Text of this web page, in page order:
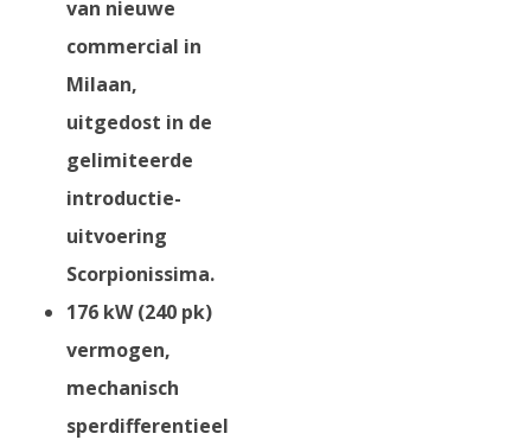
van nieuwe
commercial in
Milaan,
uitgedost in de
gelimiteerde
introductie-
uitvoering
Scorpionissima.
176 kW (240 pk)
vermogen,
mechanisch
sperdifferentieel